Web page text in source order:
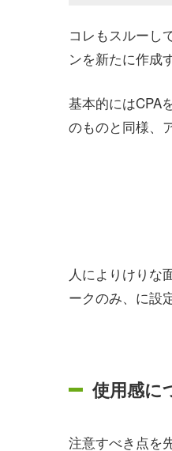
コレもスルーし
ンを新たに作成
基本的にはCPA
のものと同様、
人によりけりな
ークのみ、に設
使用感に
注意すべき点を